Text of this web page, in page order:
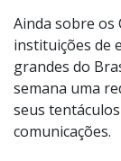
Ainda sobre os
instituições de
grandes do
semana uma
seus
comunicações.